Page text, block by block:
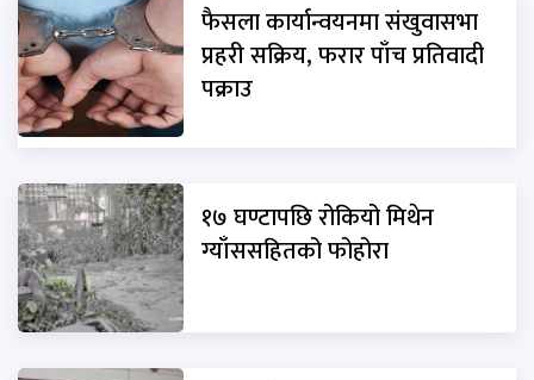
फैसला कार्यान्वयनमा संखुवासभा
प्रहरी सक्रिय, फरार पाँच प्रतिवादी
पक्राउ
१७ घण्टापछि रोकियो मिथेन
ग्याँससहितको फोहोरा